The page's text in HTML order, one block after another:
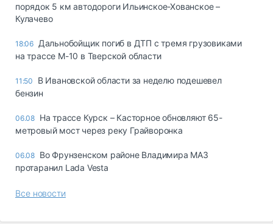
порядок 5 км автодороги Ильинское-Хованское –
Кулачево
18:06 Дальнобойщик погиб в ДТП с тремя грузовиками
на трассе М-10 в Тверской области
11:50
В Ивановской области за неделю подешевел
бензин
06.08 На трассе Курск – Касторное обновляют 65-
метровый мост через реку Грайворонка
06.08 Во Фрунзенском районе Владимира МАЗ
протаранил Lada Vesta
Все новости